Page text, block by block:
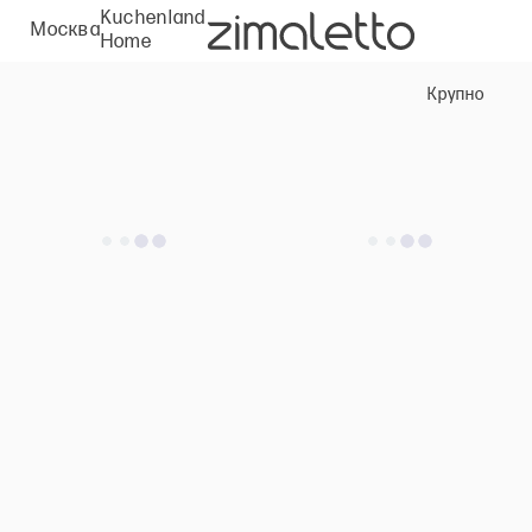
Москва
Kuchenland
Home
Крупно